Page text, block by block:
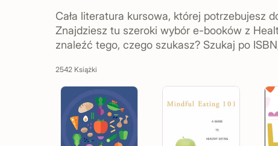
Cała literatura kursowa, której potrzebujesz
Znajdziesz tu szeroki wybór e-booków z
znaleźć tego, czego szukasz? Szukaj po
2542 Książki